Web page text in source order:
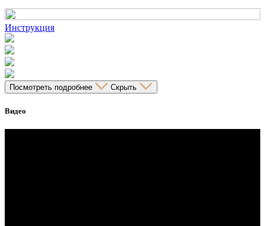
Инструкция
Посмотреть подробнее Скрыть
Видео